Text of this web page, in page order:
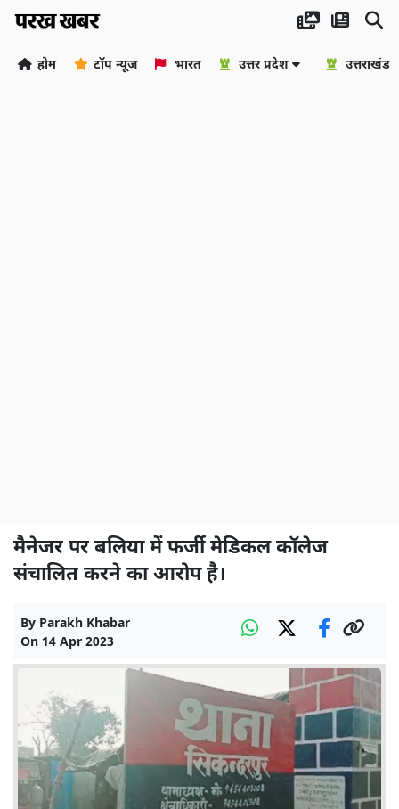
होम टॉप न्यूज भारत उत्तर प्रदेश उत्तराखंड
मैनेजर पर बलिया में फर्जी मेडिकल कॉलेज
संचालित करने का आरोप है।
By Parakh Khabar
On 14 Apr 2023